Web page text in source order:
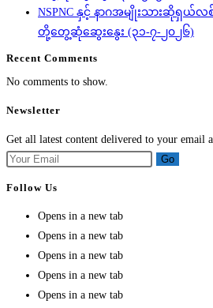
NSPNC နှင့် နာဂအမျိုးသားဆိုရှယ်လစ်
တို့တွေ့ဆုံဆွေးနွေး (၃၁-၇-၂၀၂၆)
Recent Comments
No comments to show.
Newsletter
Get all latest content delivered to your email
Go
Follow Us
Opens in a new tab
Opens in a new tab
Opens in a new tab
Opens in a new tab
Opens in a new tab